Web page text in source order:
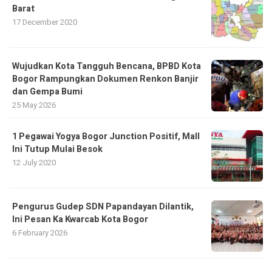
Barat
17 December 2020
​Wujudkan Kota Tangguh Bencana, BPBD Kota
Bogor Rampungkan Dokumen Renkon Banjir
dan Gempa Bumi
25 May 2026
1 Pegawai Yogya Bogor Junction Positif, Mall
Ini Tutup Mulai Besok
12 July 2020
Pengurus Gudep SDN Papandayan Dilantik,
Ini Pesan Ka Kwarcab Kota Bogor
6 February 2026